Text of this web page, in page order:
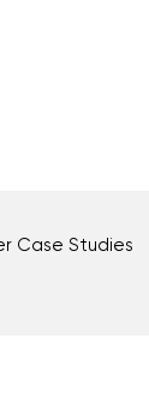
Case Studies